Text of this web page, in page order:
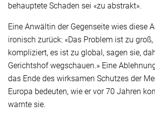
behauptete Schaden sei «zu abstrakt».
Eine Anwältin der Gegenseite wies diese
ironisch zurück: «Das Problem ist zu
kompliziert, es ist zu global, sagen sie,
Gerichtshof wegschauen.» Eine
das Ende des wirksamen Schutzes der
Europa bedeuten, wie er vor 70 Jahren
warnte sie.